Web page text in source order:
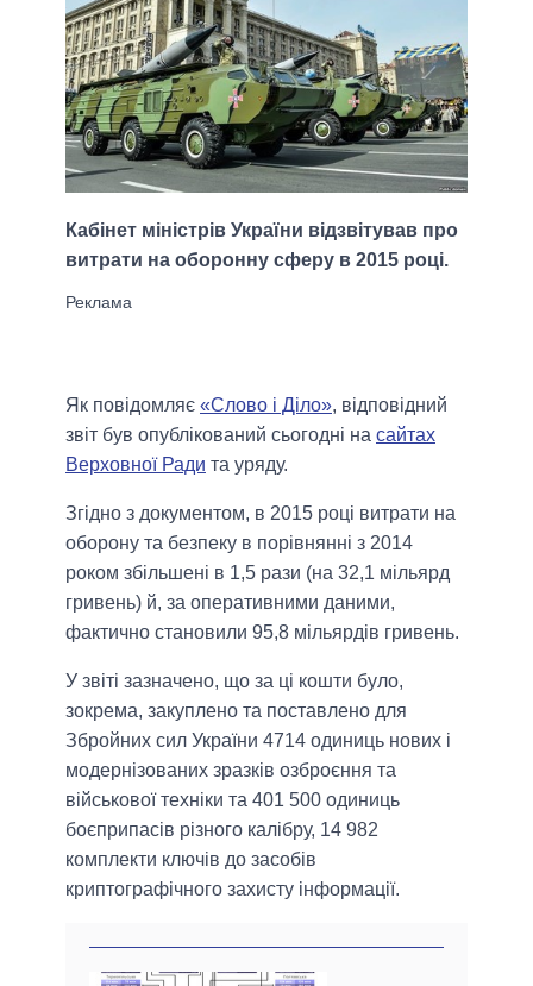
Кабінет міністрів України відзвітував про
витрати на оборонну сферу в 2015 році.
Як повідомляє «Слово і Діло», відповідний
звіт був опублікований сьогодні на сайтах
Верховної Ради та уряду.
Згідно з документом, в 2015 році витрати на
оборону та безпеку в порівнянні з 2014
роком збільшені в 1,5 рази (на 32,1 мільярд
гривень) й, за оперативними даними,
фактично становили 95,8 мільярдів гривень.
У звіті зазначено, що за ці кошти було,
зокрема, закуплено та поставлено для
Збройних сил України 4714 одиниць нових і
модернізованих зразків озброєння та
військової техніки та 401 500 одиниць
боєприпасів різного калібру, 14 982
комплекти ключів до засобів
криптографічного захисту інформації.